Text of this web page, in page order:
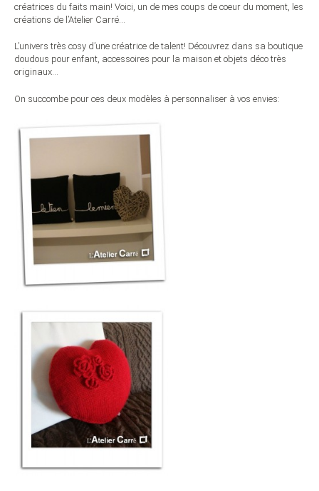
créatrices du faits main! Voici, un de mes coups de coeur du moment, les
créations de l’Atelier Carré…
L’univers très cosy d’une créatrice de talent! Découvrez dans sa boutique
doudous pour enfant, accessoires pour la maison et objets déco très
originaux…
On succombe pour ces deux modèles à personnaliser à vos envies: